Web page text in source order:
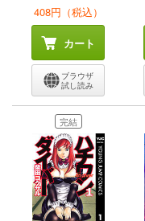
408円（税込）
カート
ブラウザ
試し読み
完結